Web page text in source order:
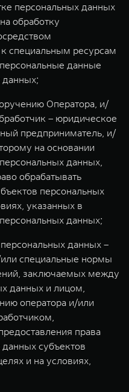
персональных данных
обработку
специальным ресурсам
данные
данных;
Оператора, и/
– юридическое
предприниматель, и/
на основании
данных,
обрабатывать
персональных
указанных в
данных;
данных –
специальные нормы
заключаемых между
данных и лицом,
оператора и/или
права
субъектов
и на условиях,